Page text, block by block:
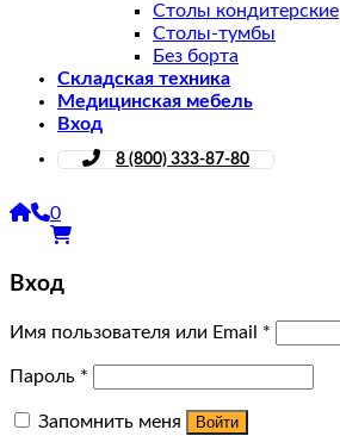
Столы кондитерские
Столы-тумбы
Без борта
Складская техника
Медицинская мебель
Вход
8 (800) 333-87-80
0
Вход
Имя пользователя или Email *
Пароль *
Запомнить меня Войти